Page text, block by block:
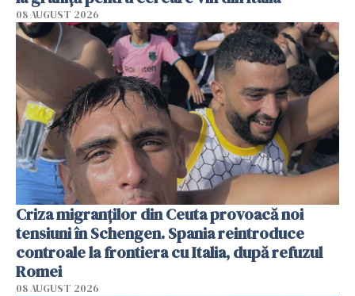
08 AUGUST 2026
Criza migranților din Ceuta provoacă noi
tensiuni în Schengen. Spania reintroduce
controale la frontiera cu Italia, după refuzul
Romei
08 AUGUST 2026